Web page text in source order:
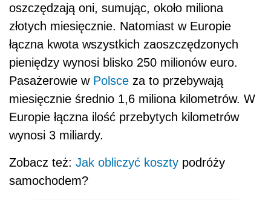
oszczędzają oni, sumując, około miliona
złotych miesięcznie. Natomiast w Europie
łączna kwota wszystkich zaoszczędzonych
pieniędzy wynosi blisko 250 milionów euro.
Pasażerowie w Polsce za to przebywają
miesięcznie średnio 1,6 miliona kilometrów. W
Europie łączna ilość przebytych kilometrów
wynosi 3 miliardy.
Zobacz też: Jak obliczyć koszty podróży
samochodem?